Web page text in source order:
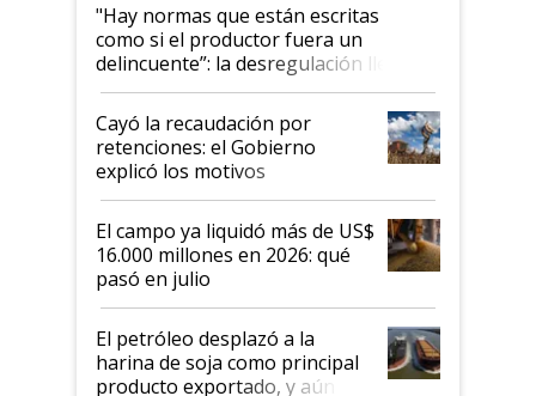
"Hay normas que están escritas
como si el productor fuera un
delincuente”: la desregulación llegó
al Congreso Aapresid y hasta se
habló del financiamiento al IPCVA
Cayó la recaudación por
retenciones: el Gobierno
explicó los motivos
El campo ya liquidó más de US$
16.000 millones en 2026: qué
pasó en julio
El petróleo desplazó a la
harina de soja como principal
producto exportado, y aún así